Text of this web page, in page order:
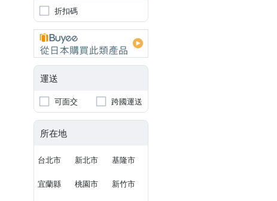
折扣碼
運送
可面交 跨國運送
所在地
台北市 新北市 基隆市
宜蘭縣 桃園市 新竹市